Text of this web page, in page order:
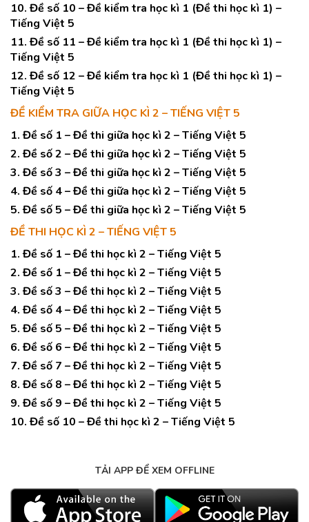
10. Đề số 10 – Đề kiểm tra học kì 1 (Đề thi học kì 1) –
Tiếng Việt 5
11. Đề số 11 – Đề kiểm tra học kì 1 (Đề thi học kì 1) –
Tiếng Việt 5
12. Đề số 12 – Đề kiểm tra học kì 1 (Đề thi học kì 1) –
Tiếng Việt 5
ĐỀ KIỂM TRA GIỮA HỌC KÌ 2 – TIẾNG VIỆT 5
1. Đề số 1 – Đề thi giữa học kì 2 – Tiếng Việt 5
2. Đề số 2 – Đề thi giữa học kì 2 – Tiếng Việt 5
3. Đề số 3 – Đề thi giữa học kì 2 – Tiếng Việt 5
4. Đề số 4 – Đề thi giữa học kì 2 – Tiếng Việt 5
5. Đề số 5 – Đề thi giữa học kì 2 – Tiếng Việt 5
ĐỀ THI HỌC KÌ 2 – TIẾNG VIỆT 5
1. Đề số 1 – Đề thi học kì 2 – Tiếng Việt 5
2. Đề số 1 – Đề thi học kì 2 – Tiếng Việt 5
3. Đề số 3 – Đề thi học kì 2 – Tiếng Việt 5
4. Đề số 4 – Đề thi học kì 2 – Tiếng Việt 5
5. Đề số 5 – Đề thi học kì 2 – Tiếng Việt 5
6. Đề số 6 – Đề thi học kì 2 – Tiếng Việt 5
7. Đề số 7 – Đề thi học kì 2 – Tiếng Việt 5
8. Đề số 8 – Đề thi học kì 2 – Tiếng Việt 5
9. Đề số 9 – Đề thi học kì 2 – Tiếng Việt 5
10. Đề số 10 – Đề thi học kì 2 – Tiếng Việt 5
TẢI APP ĐỂ XEM OFFLINE